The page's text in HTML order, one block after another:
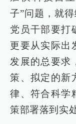
子”问题，就
党员干部要打
更要从实际出
发展的总要求
策、拟定的新
律、符合科学
策部署落到实处